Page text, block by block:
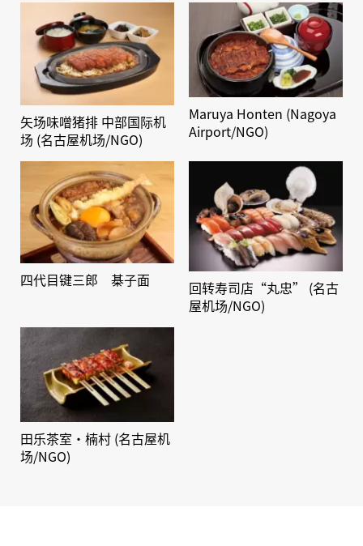
矢场味噌猪排 中部国际机
场 (名古屋机场/NGO)
Maruya Honten (Nagoya
Airport/NGO)
四代目键三郎 棊子面
回转寿司店“丸忠” (名古
屋机场/NGO)
田乐茶室·楠村 (名古屋机
场/NGO)